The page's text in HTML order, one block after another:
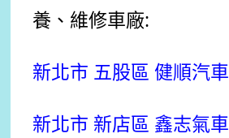
養、維修車廠:
新北市 五股區 健順汽車
新北市 新店區 鑫志氣車